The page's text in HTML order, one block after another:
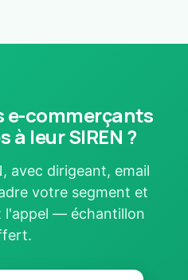
e-commerçants
à leur SIREN ?
avec dirigeant, email
votre segment et
l'appel — échantillon